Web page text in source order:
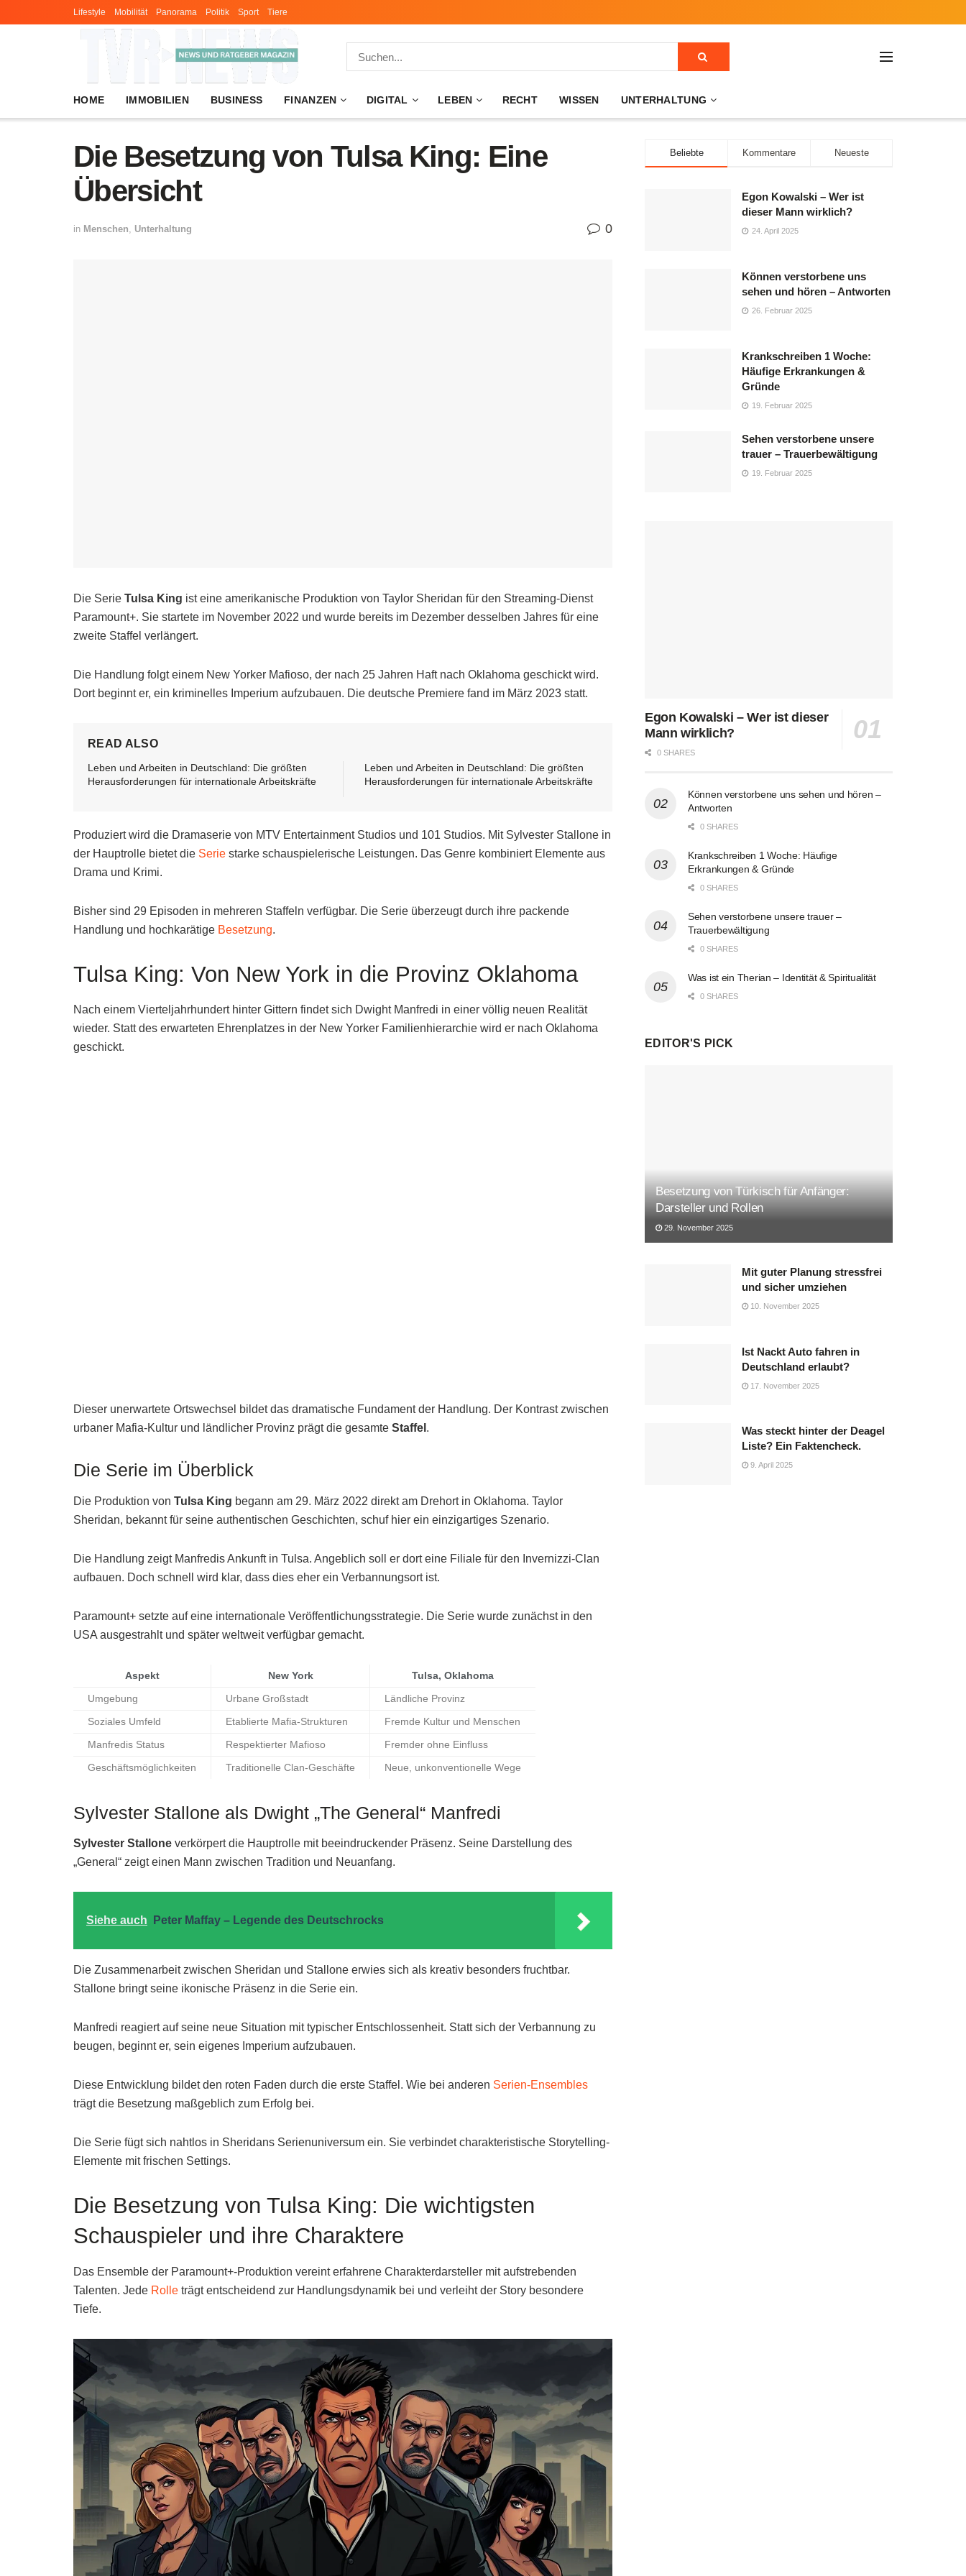
Lifestyle Mobilität Panorama Politik Sport Tiere
HOME IMMOBILIEN BUSINESS FINANZEN DIGITAL LEBEN RECHT WISSEN UNTERHALTUNG
Die Besetzung von Tulsa King: Eine
Übersicht
in Menschen Unterhaltung 0
Die Serie Tulsa King ist eine amerikanische Produktion von Taylor Sheridan für den Streaming-Dienst
Paramount+. Sie startete im November 2022 und wurde bereits im Dezember desselben Jahres für eine
zweite Staffel verlängert.
Die Handlung folgt einem New Yorker Mafioso, der nach 25 Jahren Haft nach Oklahoma geschickt wird.
Dort beginnt er, ein kriminelles Imperium aufzubauen. Die deutsche Premiere fand im März 2023 statt.
READ ALSO
Leben und Arbeiten in Deutschland: Die größten
Herausforderungen für internationale Arbeitskräfte
Leben und Arbeiten in Deutschland: Die größten
Herausforderungen für internationale Arbeitskräfte
Produziert wird die Dramaserie von MTV Entertainment Studios und 101 Studios. Mit Sylvester Stallone in
der Hauptrolle bietet die Serie starke schauspielerische Leistungen. Das Genre kombiniert Elemente aus
Drama und Krimi.
Bisher sind 29 Episoden in mehreren Staffeln verfügbar. Die Serie überzeugt durch ihre packende
Handlung und hochkarätige Besetzung.
Tulsa King: Von New York in die Provinz Oklahoma
Nach einem Vierteljahrhundert hinter Gittern findet sich Dwight Manfredi in einer völlig neuen Realität
wieder. Statt des erwarteten Ehrenplatzes in der New Yorker Familienhierarchie wird er nach Oklahoma
geschickt.
Dieser unerwartete Ortswechsel bildet das dramatische Fundament der Handlung. Der Kontrast zwischen
urbaner Mafia-Kultur und ländlicher Provinz prägt die gesamte Staffel .
Die Serie im Überblick
Die Produktion von Tulsa King begann am 29. März 2022 direkt am Drehort in Oklahoma. Taylor
Sheridan, bekannt für seine authentischen Geschichten, schuf hier ein einzigartiges Szenario.
Die Handlung zeigt Manfredis Ankunft in Tulsa. Angeblich soll er dort eine Filiale für den Invernizzi-Clan
aufbauen. Doch schnell wird klar, dass dies eher ein Verbannungsort ist.
Paramount+ setzte auf eine internationale Veröffentlichungsstrategie. Die Serie wurde zunächst in den
USA ausgestrahlt und später weltweit verfügbar gemacht.
Aspekt New York Tulsa, Oklahoma
Umgebung Urbane Großstadt Ländliche Provinz
Soziales Umfeld Etablierte Mafia-Strukturen Fremde Kultur und Menschen
Manfredis Status Respektierter Mafioso Fremder ohne Einfluss
Geschäftsmöglichkeiten Traditionelle Clan-Geschäfte Neue, unkonventionelle Wege
Sylvester Stallone als Dwight „The General“ Manfredi
Sylvester Stallone verkörpert die Hauptrolle mit beeindruckender Präsenz. Seine Darstellung des
„General“ zeigt einen Mann zwischen Tradition und Neuanfang.
Siehe auch Peter Maffay – Legende des Deutschrocks
Die Zusammenarbeit zwischen Sheridan und Stallone erwies sich als kreativ besonders fruchtbar.
Stallone bringt seine ikonische Präsenz in die Serie ein.
Manfredi reagiert auf seine neue Situation mit typischer Entschlossenheit. Statt sich der Verbannung zu
beugen, beginnt er, sein eigenes Imperium aufzubauen.
Diese Entwicklung bildet den roten Faden durch die erste Staffel. Wie bei anderen Serien-Ensembles
trägt die Besetzung maßgeblich zum Erfolg bei.
Die Serie fügt sich nahtlos in Sheridans Serienuniversum ein. Sie verbindet charakteristische Storytelling-
Elemente mit frischen Settings.
Die Besetzung von Tulsa King: Die wichtigsten
Schauspieler und ihre Charaktere
Das Ensemble der Paramount+-Produktion vereint erfahrene Charakterdarsteller mit aufstrebenden
Talenten. Jede Rolle trägt entscheidend zur Handlungsdynamik bei und verleiht der Story besondere
Tiefe.
Beliebte Kommentare Neueste
Egon Kowalski – Wer ist
dieser Mann wirklich?
24. April 2025
Können verstorbene uns
sehen und hören – Antworten
26. Februar 2025
Krankschreiben 1 Woche:
Häufige Erkrankungen &
Gründe
19. Februar 2025
Sehen verstorbene unsere
trauer – Trauerbewältigung
19. Februar 2025
Egon Kowalski – Wer ist dieser
Mann wirklich?
0 SHARES
Können verstorbene uns sehen und hören –
Antworten
0 SHARES
Krankschreiben 1 Woche: Häufige
Erkrankungen & Gründe
0 SHARES
Sehen verstorbene unsere trauer –
Trauerbewältigung
0 SHARES
Was ist ein Therian – Identität & Spiritualität
0 SHARES
EDITOR'S PICK
Besetzung von Türkisch für Anfänger:
Darsteller und Rollen
29. November 2025
Mit guter Planung stressfrei
und sicher umziehen
10. November 2025
Ist Nackt Auto fahren in
Deutschland erlaubt?
17. November 2025
Was steckt hinter der Deagel
Liste? Ein Faktencheck.
9. April 2025